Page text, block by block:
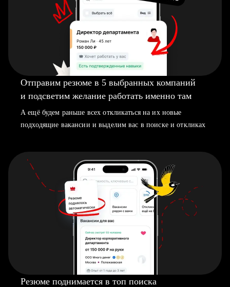
Отправим резюме в 5 выбранных компаний
и подсветим желание работать именно там
А ещё будем раньше всех откликаться на их новые
подходящие вакансии и выделим вас в поиске и откликах
Резюме поднимается в топ поиска